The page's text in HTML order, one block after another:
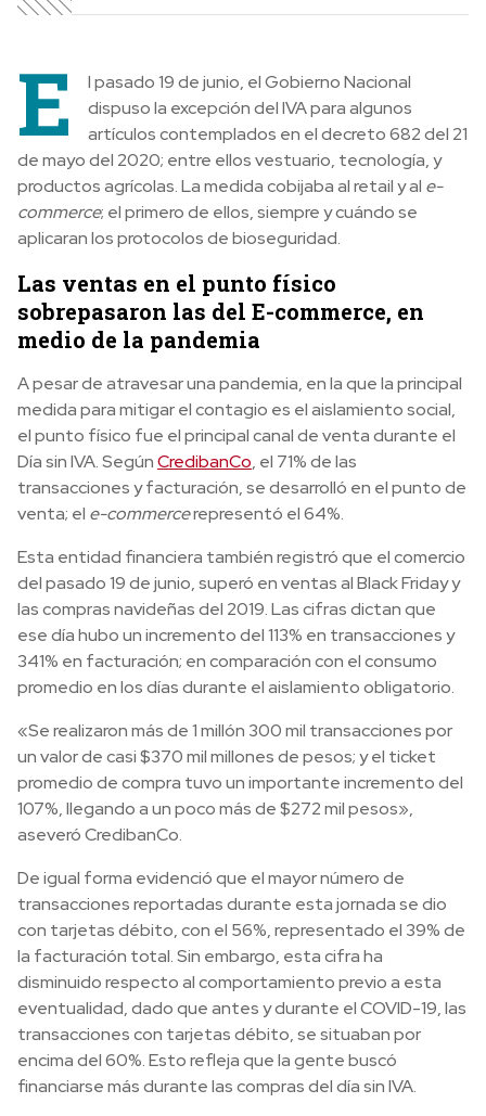
E
l pasado 19 de junio, el Gobierno Nacional
dispuso la excepción del IVA para algunos
artículos contemplados en el decreto 682 del 21
de mayo del 2020; entre ellos vestuario, tecnología, y
productos agrícolas. La medida cobijaba al retail y al e-
commerce; el primero de ellos, siempre y cuándo se
aplicaran los protocolos de bioseguridad.
Las ventas en el punto físico
sobrepasaron las del E-commerce, en
medio de la pandemia
A pesar de atravesar una pandemia, en la que la principal
medida para mitigar el contagio es el aislamiento social,
el punto físico fue el principal canal de venta durante el
Día sin IVA. SegúnCredibanCo, el 71% de las
transacciones y facturación, se desarrolló en el punto de
venta; el e-commercerepresentó el 64%.
Esta entidad financiera también registró que el comercio
del pasado 19 de junio, superó en ventas al Black Friday y
las compras navideñas del 2019. Las cifras dictan que
ese día hubo un incremento del 113% en transacciones y
341% en facturación; en comparación con el consumo
promedio en los días durante el aislamiento obligatorio.
«Se realizaron más de 1 millón 300 mil transacciones por
un valor de casi $370 mil millones de pesos; y el ticket
promedio de compra tuvo un importante incremento del
107%, llegando a un poco más de $272 mil pesos»,
aseveró CredibanCo.
De igual forma evidenció que el mayor número de
transacciones reportadas durante esta jornada se dio
con tarjetas débito, con el 56%, representado el 39% de
la facturación total. Sin embargo, esta cifra ha
disminuido respecto al comportamiento previo a esta
eventualidad, dado que antes y durante el COVID-19, las
transacciones con tarjetas débito, se situaban por
encima del 60%. Esto refleja que la gente buscó
financiarse más durante las compras del día sin IVA.